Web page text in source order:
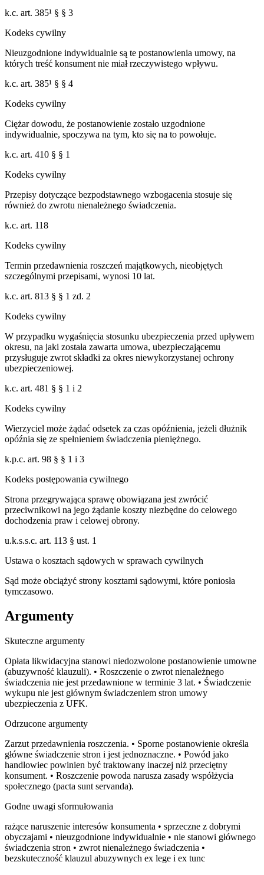
k.c. art. 385¹ § § 3
Kodeks cywilny
Nieuzgodnione indywidualnie są te postanowienia umowy, na
których treść konsument nie miał rzeczywistego wpływu.
k.c. art. 385¹ § § 4
Kodeks cywilny
Ciężar dowodu, że postanowienie zostało uzgodnione
indywidualnie, spoczywa na tym, kto się na to powołuje.
k.c. art. 410 § § 1
Kodeks cywilny
Przepisy dotyczące bezpodstawnego wzbogacenia stosuje się
również do zwrotu nienależnego świadczenia.
k.c. art. 118
Kodeks cywilny
Termin przedawnienia roszczeń majątkowych, nieobjętych
szczególnymi przepisami, wynosi 10 lat.
k.c. art. 813 § § 1 zd. 2
Kodeks cywilny
W przypadku wygaśnięcia stosunku ubezpieczenia przed upływem
okresu, na jaki została zawarta umowa, ubezpieczającemu
przysługuje zwrot składki za okres niewykorzystanej ochrony
ubezpieczeniowej.
k.c. art. 481 § § 1 i 2
Kodeks cywilny
Wierzyciel może żądać odsetek za czas opóźnienia, jeżeli dłużnik
opóźnia się ze spełnieniem świadczenia pieniężnego.
k.p.c. art. 98 § § 1 i 3
Kodeks postępowania cywilnego
Strona przegrywająca sprawę obowiązana jest zwrócić
przeciwnikowi na jego żądanie koszty niezbędne do celowego
dochodzenia praw i celowej obrony.
u.k.s.s.c. art. 113 § ust. 1
Ustawa o kosztach sądowych w sprawach cywilnych
Sąd może obciążyć strony kosztami sądowymi, które poniosła
tymczasowo.
Argumenty
Skuteczne argumenty
Opłata likwidacyjna stanowi niedozwolone postanowienie umowne
(abuzywność klauzuli). • Roszczenie o zwrot nienależnego
świadczenia nie jest przedawnione w terminie 3 lat. • Świadczenie
wykupu nie jest głównym świadczeniem stron umowy
ubezpieczenia z UFK.
Odrzucone argumenty
Zarzut przedawnienia roszczenia. • Sporne postanowienie określa
główne świadczenie stron i jest jednoznaczne. • Powód jako
handlowiec powinien być traktowany inaczej niż przeciętny
konsument. • Roszczenie powoda narusza zasady współżycia
społecznego (pacta sunt servanda).
Godne uwagi sformułowania
rażące naruszenie interesów konsumenta • sprzeczne z dobrymi
obyczajami • nieuzgodnione indywidualnie • nie stanowi głównego
świadczenia stron • zwrot nienależnego świadczenia •
bezskuteczność klauzul abuzywnych ex lege i ex tunc